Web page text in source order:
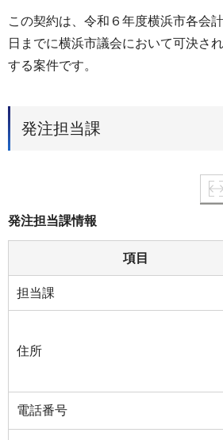
この契約は、令和６年度横浜市各会
日までに横浜市議会において可決さ
する案件です。
発注担当課
発注担当課情報
項目
担当課
住所
電話番号